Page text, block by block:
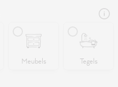
Meubels Tegels